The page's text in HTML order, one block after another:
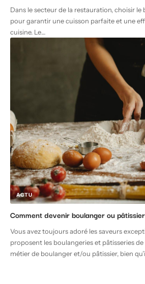
Dans le secteur de la restauration, choisir le
pour garantir une cuisson parfaite et une
cuisine. Le…
ACTU
Comment devenir boulanger ou
Vous avez toujours adoré les saveurs
proposent les boulangeries et pâtisseries
métier de boulanger et/ou pâtissier, bien